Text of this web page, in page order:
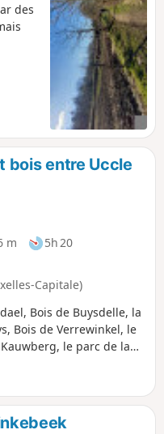
des
bois entre Uccle
m
5h 20
Capitale)
Bois de Buysdelle, la
Bois de Verrewinkel, le
le parc de la